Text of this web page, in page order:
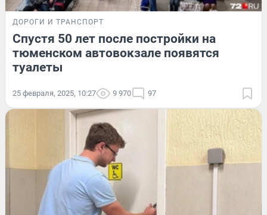
ДОРОГИ И ТРАНСПОРТ
Спустя 50 лет после постройки на
тюменском автовокзале появятся
туалеты
25 февраля, 2025, 10:27 9 970 97